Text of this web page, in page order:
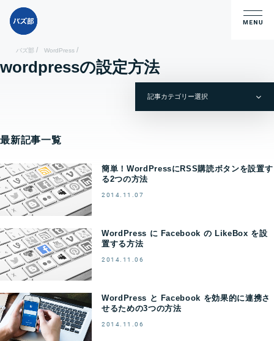
バズ部 / WordPress /
wordpressの設定方法
最新記事一覧
簡単！WordPressにRSS購読ボタンを設置す
る2つの方法
2014.11.07
WordPress に Facebook の LikeBox を設
置する方法
2014.11.06
WordPress と Facebook を効果的に連携さ
せるための3つの方法
2014.11.06